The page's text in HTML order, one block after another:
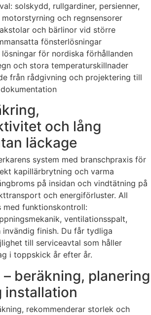
solskydd, rullgardiner, persienner,
och regnsensorer
och bärlinor vid större
fönsterlösningar
lösningar för nordiska förhållanden
och stora temperaturskillnader
från rådgivning och projektering till
och lång
läckage
system med branschpraxis för
kapillärbrytning och varma
på insidan och vindtätning på
och energiförluster. All
med funktionskontroll:
ventilationsspalt,
finish. Du får tydliga
till serviceavtal som håller
i toppskick år efter år.
– beräkning, planering
installation
rekommenderar storlek och